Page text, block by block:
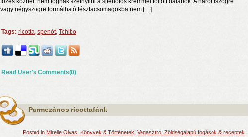
főzés közben nem fognak szétnyílni a spenótos krémmel töltött darabok. A háromszögre
vagy négyszögre formálható tésztacsomagokba nem […]
Tags: ricotta, spenót, Tchibo
Read User's Comments(0)
Parmezános ricottafánk
Posted in Mirelle Olvas: Könyvek & Történetek Vegasztro: Zöldségalapú fogások & receptek |